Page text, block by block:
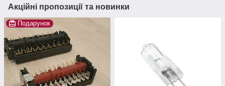
Акційні пропозиції та новинки
Подарунок